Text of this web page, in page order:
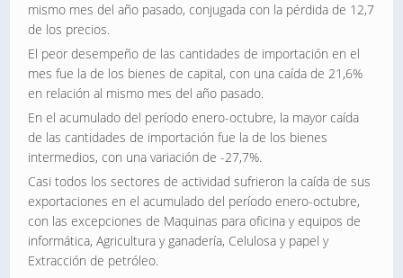
mismo mes del año pasado, conjugada con la pérdida de 12,7
de los precios.
El peor desempeño de las cantidades de importación en el
mes fue la de los bienes de capital, con una caída de 21,6%
en relación al mismo mes del año pasado.
En el acumulado del período enero-octubre, la mayor caída
de las cantidades de importación fue la de los bienes
intermedios, con una variación de -27,7%.
Casi todos los sectores de actividad sufrieron la caída de sus
exportaciones en el acumulado del período enero-octubre,
con las excepciones de Maquinas para oficina y equipos de
informática, Agricultura y ganadería, Celulosa y papel y
Extracción de petróleo.